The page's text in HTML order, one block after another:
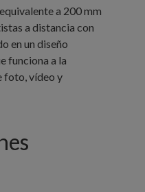
a 200 mm
a distancia con
en un diseño
funciona a la
foto, vídeo y